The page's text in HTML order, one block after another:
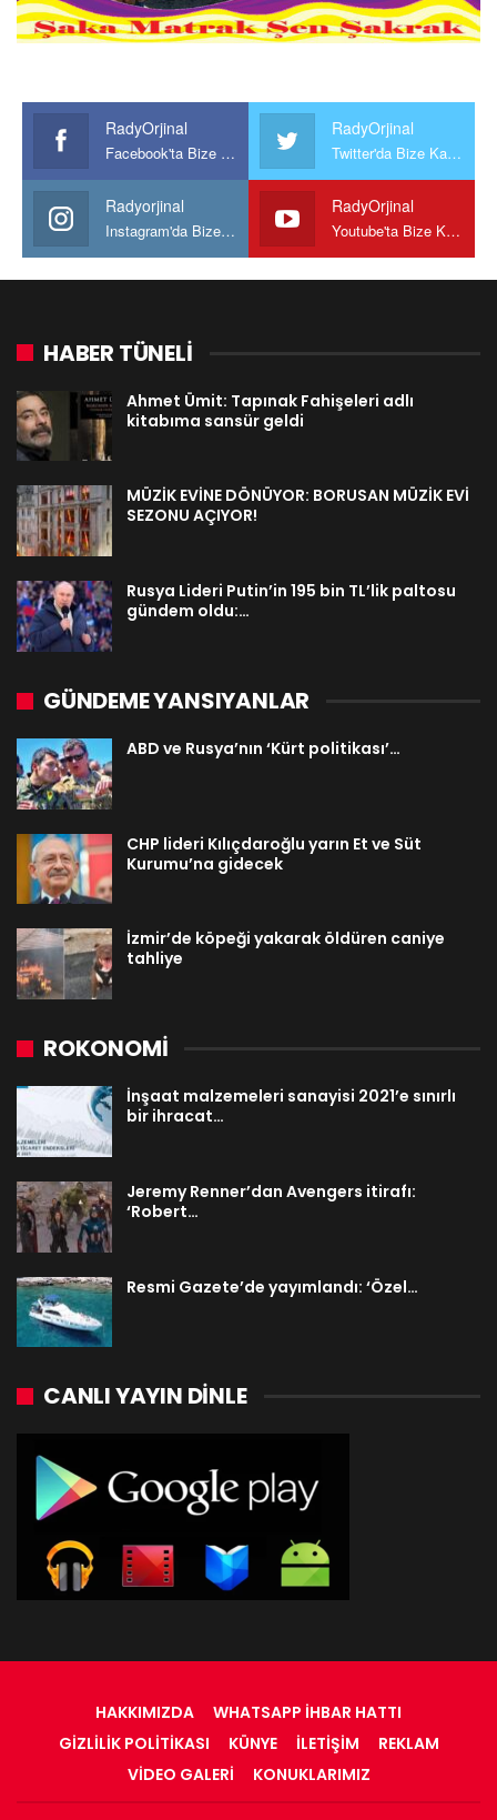
RadyOrjinal
Facebook'ta Bize Katılın
RadyOrjinal
Twitter'da Bize Katılın
Radyorjinal
Instagram'da Bize katılın
RadyOrjinal
Youtube'ta Bize Katılın
HABER TÜNELİ
Ahmet Ümit: Tapınak Fahişeleri adlı
kitabıma sansür geldi
MÜZİK EVİNE DÖNÜYOR: BORUSAN MÜZİK EVİ
SEZONU AÇIYOR!
Rusya Lideri Putin’in 195 bin TL’lik paltosu
gündem oldu:…
GÜNDEME YANSIYANLAR
ABD ve Rusya’nın ‘Kürt politikası’…
CHP lideri Kılıçdaroğlu yarın Et ve Süt
Kurumu’na gidecek
İzmir’de köpeği yakarak öldüren caniye
tahliye
ROKONOMİ
İnşaat malzemeleri sanayisi 2021’e sınırlı
bir ihracat…
Jeremy Renner’dan Avengers itirafı:
‘Robert…
Resmi Gazete’de yayımlandı: ‘Özel…
CANLI YAYIN DINLE
HAKKIMIZDA
WHATSAPP İHBAR HATTI
GIZLILIK POLITIKASI
KÜNYE İLETIŞIM
REKLAM
VIDEO GALERI
KONUKLARIMIZ